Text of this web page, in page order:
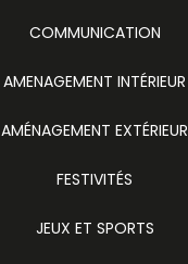
COMMUNICATION
AMENAGEMENT INTÉRIEUR
AMÉNAGEMENT EXTÉRIEUR
FESTIVITÉS
JEUX ET SPORTS